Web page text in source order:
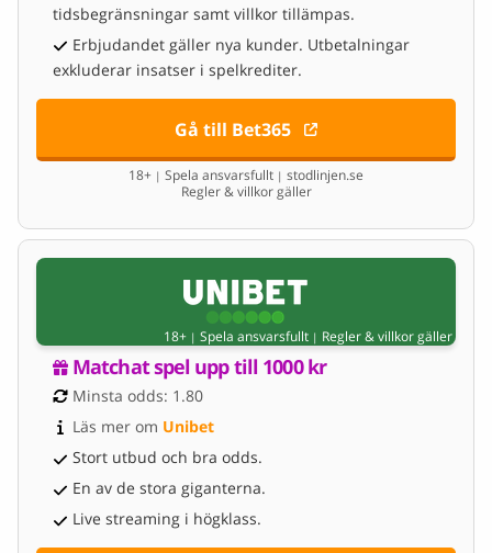
tidsbegränsningar samt villkor tillämpas.
Erbjudandet gäller nya kunder. Utbetalningar
exkluderar insatser i spelkrediter.
Gå till Bet365
18+ | Spela ansvarsfullt | stodlinjen.se
Regler & villkor gäller
18+ | Spela ansvarsfullt | Regler & villkor gäller
Matchat spel upp till 1000 kr
Minsta odds: 1.80
Läs mer om Unibet
Stort utbud och bra odds.
En av de stora giganterna.
Live streaming i högklass.